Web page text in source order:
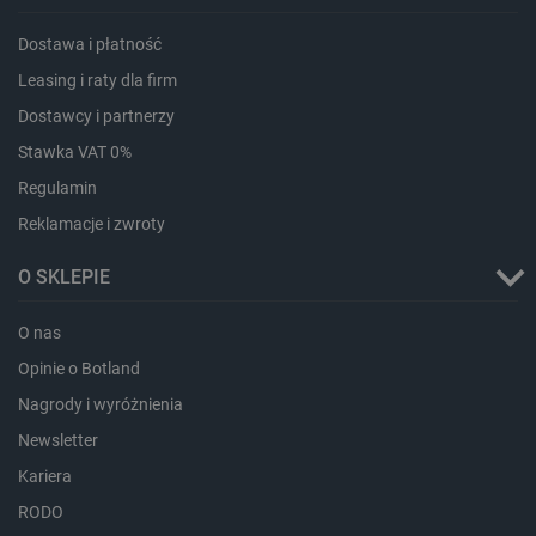
Dostawa i płatność
Leasing i raty dla firm
Dostawcy i partnerzy
Stawka VAT 0%
Regulamin
Reklamacje i zwroty
O SKLEPIE
O nas
Opinie o Botland
Nagrody i wyróżnienia
Newsletter
Kariera
RODO
_smvs